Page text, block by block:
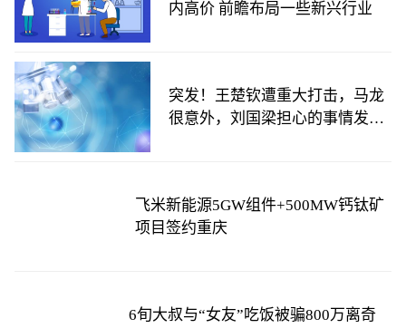
内高价 前瞻布局一些新兴行业
突发！王楚钦遭重大打击，马龙
很意外，刘国梁担心的事情发生
飞米新能源5GW组件+500MW钙钛矿
项目签约重庆
6旬大叔与“女友”吃饭被骗800万离奇